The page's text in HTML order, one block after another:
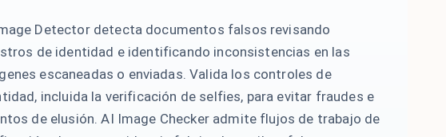
Detector detecta documentos falsos revisando
de identidad e identificando inconsistencias en las
escaneadas o enviadas. Valida los controles de
incluida la verificación de selfies, para evitar fraudes e
de elusión. AI Image Checker admite flujos de trabajo de